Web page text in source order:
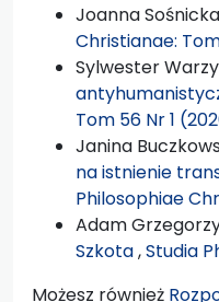
Joanna
Christianae:
Sylwester
Tom 56 Nr 1
Janina
na istnienie
Philosophiae
Adam
Szkota,Studia
Możesz również